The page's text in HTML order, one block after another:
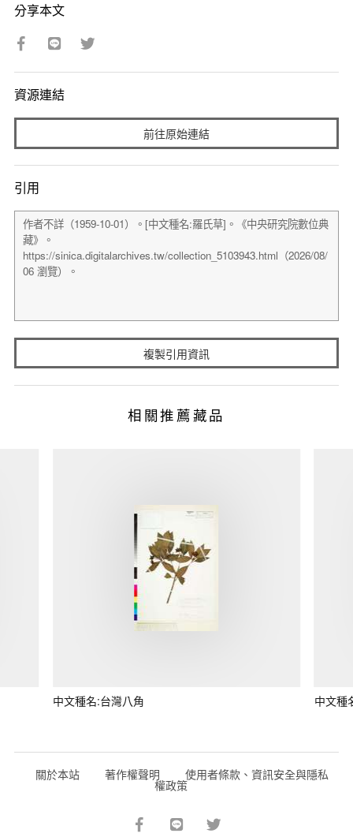
分享本文
資源連結
前往原始連結
引用
複製引用資訊
相關推薦藏品
中文種名:台灣八角 中文種
關於本站 著作權聲明 使用者條款、資訊安全與隱私
權政策